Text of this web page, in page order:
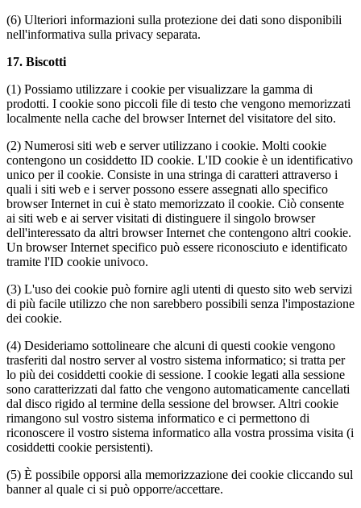
(6) Ulteriori informazioni sulla protezione dei dati sono disponibili
nell'informativa sulla privacy separata.
17. Biscotti
(1) Possiamo utilizzare i cookie per visualizzare la gamma di
prodotti. I cookie sono piccoli file di testo che vengono memorizzati
localmente nella cache del browser Internet del visitatore del sito.
(2) Numerosi siti web e server utilizzano i cookie. Molti cookie
contengono un cosiddetto ID cookie. L'ID cookie è un identificativo
unico per il cookie. Consiste in una stringa di caratteri attraverso i
quali i siti web e i server possono essere assegnati allo specifico
browser Internet in cui è stato memorizzato il cookie. Ciò consente
ai siti web e ai server visitati di distinguere il singolo browser
dell'interessato da altri browser Internet che contengono altri cookie.
Un browser Internet specifico può essere riconosciuto e identificato
tramite l'ID cookie univoco.
(3) L'uso dei cookie può fornire agli utenti di questo sito web servizi
di più facile utilizzo che non sarebbero possibili senza l'impostazione
dei cookie.
(4) Desideriamo sottolineare che alcuni di questi cookie vengono
trasferiti dal nostro server al vostro sistema informatico; si tratta per
lo più dei cosiddetti cookie di sessione. I cookie legati alla sessione
sono caratterizzati dal fatto che vengono automaticamente cancellati
dal disco rigido al termine della sessione del browser. Altri cookie
rimangono sul vostro sistema informatico e ci permettono di
riconoscere il vostro sistema informatico alla vostra prossima visita (i
cosiddetti cookie persistenti).
(5) È possibile opporsi alla memorizzazione dei cookie cliccando sul
banner al quale ci si può opporre/accettare.